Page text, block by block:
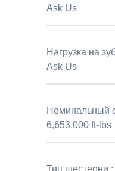
Ask Us
Нагрузка на
Ask Us
Номинальный
6,653,000 ft-lbs